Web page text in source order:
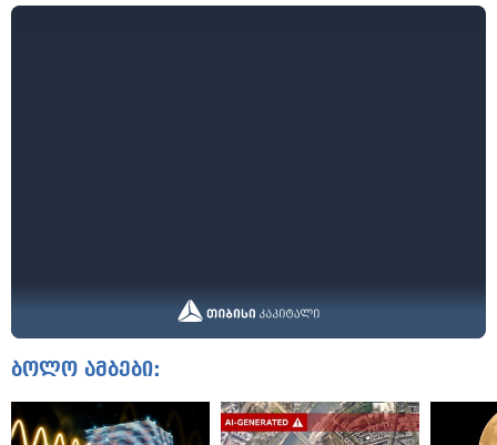
ბოლო ამბები: